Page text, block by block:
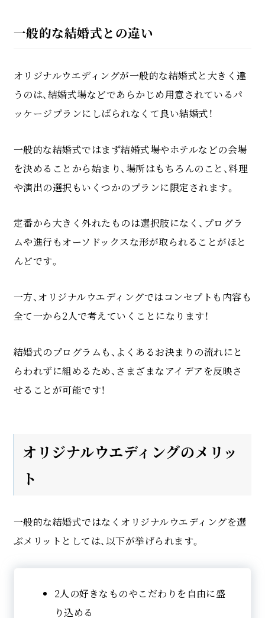
一般的な結婚式との違い
オリジナルウエディングが一般的な結婚式と大きく違
うのは、結婚式場などであらかじめ用意されているパ
ッケージプランにしばられなくて良い結婚式！
一般的な結婚式ではまず結婚式場やホテルなどの会場
を決めることから始まり、場所はもちろんのこと、料理
や演出の選択もいくつかのプランに限定されます。
定番から大きく外れたものは選択肢になく、プログラ
ムや進行もオーソドックスな形が取られることがほと
んどです。
一方、オリジナルウエディングではコンセプトも内容も
全て一から2人で考えていくことになります！
結婚式のプログラムも、よくあるお決まりの流れにと
らわれずに組めるため、さまざまなアイデアを反映さ
せることが可能です！
オリジナルウエディングのメリッ
ト
一般的な結婚式ではなくオリジナルウエディングを選
ぶメリットとしては、以下が挙げられます。
2人の好きなものやこだわりを自由に盛
り込める